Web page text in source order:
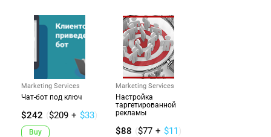
Marketing Services
Чат-бот под ключ
$242 ($209 + $33)
Buy
Marketing Services
Настройка
таргетированной
рекламы
$88 ($77 + $11 )